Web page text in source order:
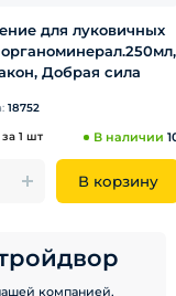
для луковичных
органоминерал.250мл,
Добрая сила
18752
за 1 шт В наличии
В корзину
компанией,